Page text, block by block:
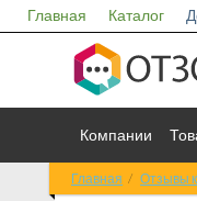
Главная Каталог
Компании
Главная Отзывы